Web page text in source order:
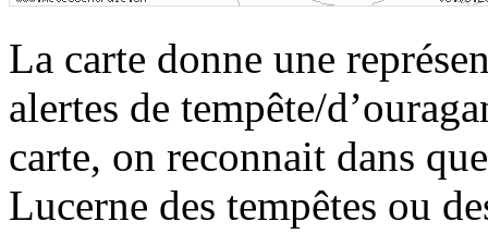
La carte donne une
alertes de tempête/
carte, on reconnait dans
Lucerne des tempêtes ou